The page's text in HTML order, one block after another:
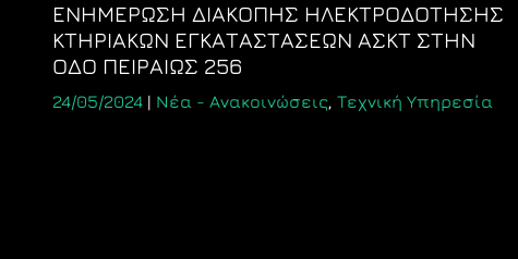
ΕΝΗΜΕΡΩΣΗ ΔΙΑΚΟΠΗΣ ΗΛΕΚΤΡΟΔΟΤΗΣΗΣ
ΚΤΗΡΙΑΚΩΝ ΕΓΚΑΤΑΣΤΑΣΕΩΝ ΑΣΚΤ ΣΤΗΝ
ΟΔΟ ΠΕΙΡΑΙΩΣ 256
24/05/2024 | Νέα - Ανακοινώσεις, Τεχνική Υπηρεσία